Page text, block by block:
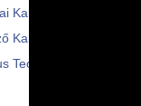
Kar
Kar
Teológiai Kar